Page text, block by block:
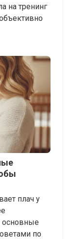
на тренинг
плач у
основные
по